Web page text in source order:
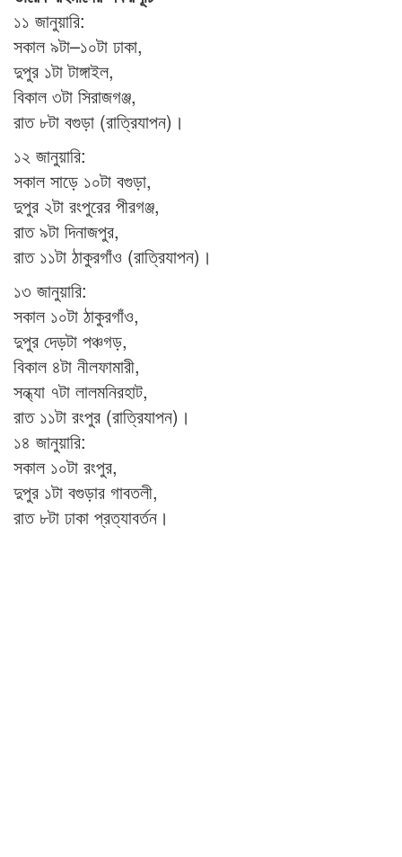
১১ জানুয়ারি:
সকাল ৯টা–১০টা ঢাকা,
দুপুর ১টা টাঙ্গাইল,
বিকাল ৩টা সিরাজগঞ্জ,
রাত ৮টা বগুড়া (রাত্রিযাপন)।
১২ জানুয়ারি:
সকাল সাড়ে ১০টা বগুড়া,
দুপুর ২টা রংপুরের পীরগঞ্জ,
রাত ৯টা দিনাজপুর,
রাত ১১টা ঠাকুরগাঁও (রাত্রিযাপন)।
১৩ জানুয়ারি:
সকাল ১০টা ঠাকুরগাঁও,
দুপুর দেড়টা পঞ্চগড়,
বিকাল ৪টা নীলফামারী,
সন্ধ্যা ৭টা লালমনিরহাট,
রাত ১১টা রংপুর (রাত্রিযাপন)।
১৪ জানুয়ারি:
সকাল ১০টা রংপুর,
দুপুর ১টা বগুড়ার গাবতলী,
রাত ৮টা ঢাকা প্রত্যাবর্তন।